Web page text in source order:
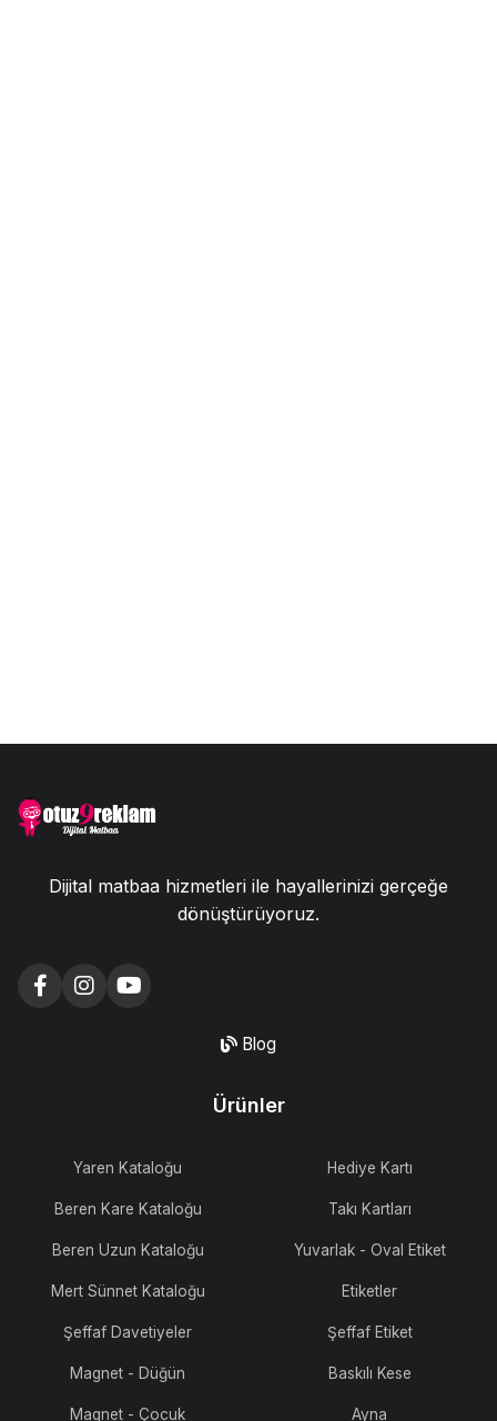
Dijital matbaa hizmetleri ile hayallerinizi gerçeğe
dönüştürüyoruz.
Blog
Ürünler
Yaren Kataloğu
Beren Kare Kataloğu
Beren Uzun Kataloğu
Mert Sünnet Kataloğu
Şeffaf Davetiyeler
Magnet - Düğün
Magnet - Çocuk
Hediye Kartı
Takı Kartları
Yuvarlak - Oval Etiket
Etiketler
Şeffaf Etiket
Baskılı Kese
Ayna